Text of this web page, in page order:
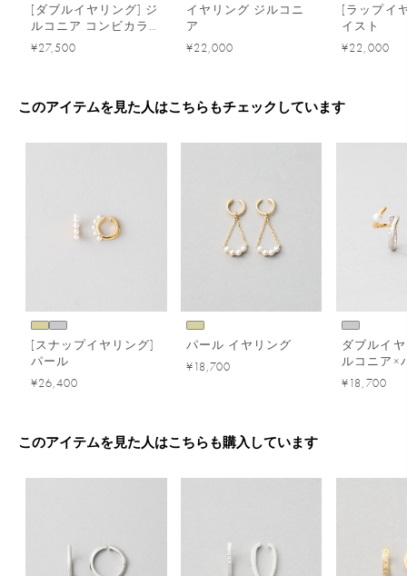
[ダブルイヤリング] ジ
ルコニア コンビカラ
ー
¥27,500
イヤリング ジルコニ
ア
¥22,000
[ラップイ
イスト
¥22,000
このアイテムを見た人はこちらもチェックしています
[スナップイヤリング]
パール
¥26,400
パール イヤリング
¥18,700
ダブルイ
ルコニア×
ビカラー
¥18,700
このアイテムを見た人はこちらも購入しています